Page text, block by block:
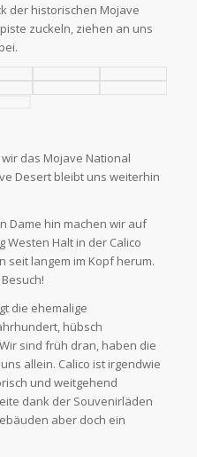
der historischen Mojave
zuckeln, ziehen an uns
das Mojave National
Desert bleibt uns weiterhin
Dame hin machen wir auf
Westen Halt in der Calico
seit langem im Kopf herum.
die ehemalige
hübsch
sind früh dran, haben die
allein. Calico ist irgendwie
und weitgehend
dank der Souvenirläden
aber doch ein